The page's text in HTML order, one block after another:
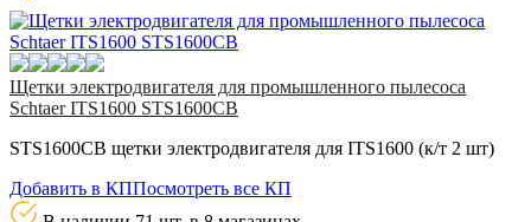
Щетки электродвигателя для промышленного пылесоса
Schtaer ITS1600 STS1600CB
STS1600CB щетки электродвигателя для ITS1600 (к/т 2 шт)
Добавить в КППосмотреть все КП